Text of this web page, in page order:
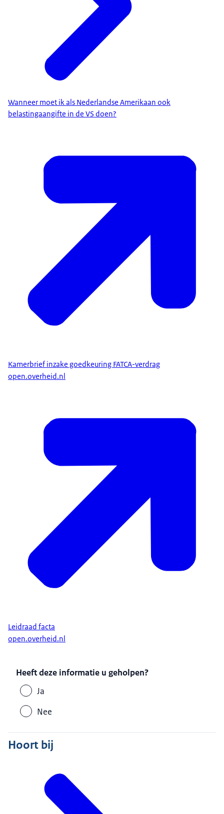
Wanneer moet ik als Nederlandse Amerikaan ook
belastingaangifte in de VS doen?
Kamerbrief inzake goedkeuring FATCA-verdrag
open.overheid.nl
Leidraad facta
open.overheid.nl
Heeft deze informatie u geholpen?
Ja
Nee
Hoort bij